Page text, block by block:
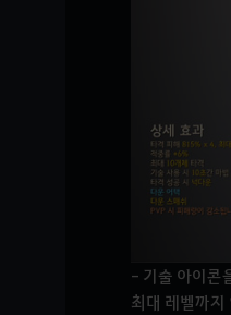
- 기술 아이콘
최대 레벨까